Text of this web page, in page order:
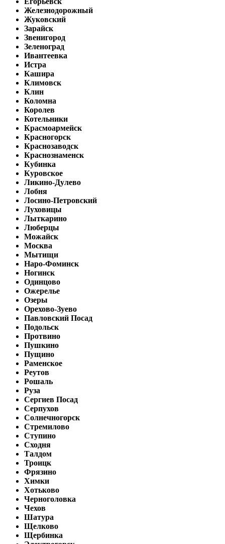
Железнодорожный
Жуковский
Зарайск
Звенигород
Зеленоград
Ивантеевка
Истра
Кашира
Климовск
Клин
Коломна
Королев
Котельники
Красмоармейск
Красногорск
Краснозаводск
Краснознаменск
Кубинка
Куровское
Ликино-Дулево
Лобня
Лосино-Петровский
Луховицы
Лыткарино
Люберцы
Можайск
Москва
Мытищи
Наро-Фоминск
Ногинск
Одинцово
Ожерелье
Озеры
Орехово-Зуево
Павловский Посад
Подольск
Протвино
Пушкино
Пущино
Раменское
Реутов
Рошаль
Руза
Сергиев Посад
Серпухов
Солнечногорск
Стремилово
Ступино
Сходня
Талдом
Троицк
Фрязино
Химки
Хотьково
Черноголовка
Чехов
Шатура
Щелково
Щербинка